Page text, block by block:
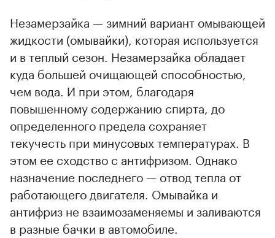
Незамерзайка — зимний вариант омывающей
жидкости (омывайки), которая используется
и в теплый сезон. Незамерзайка обладает
куда большей очищающей способностью,
чем вода. И при этом, благодаря
повышенному содержанию спирта, до
определенного предела сохраняет
текучесть при минусовых температурах. В
этом ее сходство с антифризом. Однако
назначение последнего — отвод тепла от
работающего двигателя. Омывайка и
антифриз не взаимозаменяемы и заливаются
в разные бачки в автомобиле.